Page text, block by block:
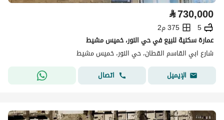
⃁730,000
5
375 م2
عمارة سكنية للبيع في حي النور، خميس مشيط
شارع ابي القاسم القطان، حي النور، خميس مشيط
الإيميل
اتصال